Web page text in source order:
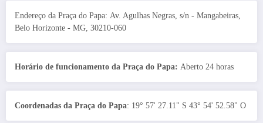
Endereço da Praça do Papa: Av. Agulhas Negras, s/n - Mangabeiras,
Belo Horizonte - MG, 30210-060
Horário de funcionamento da Praça do Papa: Aberto 24 horas
Coordenadas da Praça do Papa: 19° 57' 27.11" S 43° 54' 52.58" O